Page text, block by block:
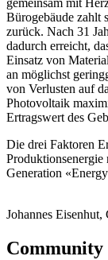
gemeinsam mit
Bürogebäude zahlt
zurück. Nach 31
dadurch erreicht,
Einsatz von
an möglichst
von Verlusten auf
Photovoltaik
Ertragswert des
Die drei Faktoren
Generation
Johannes
Community